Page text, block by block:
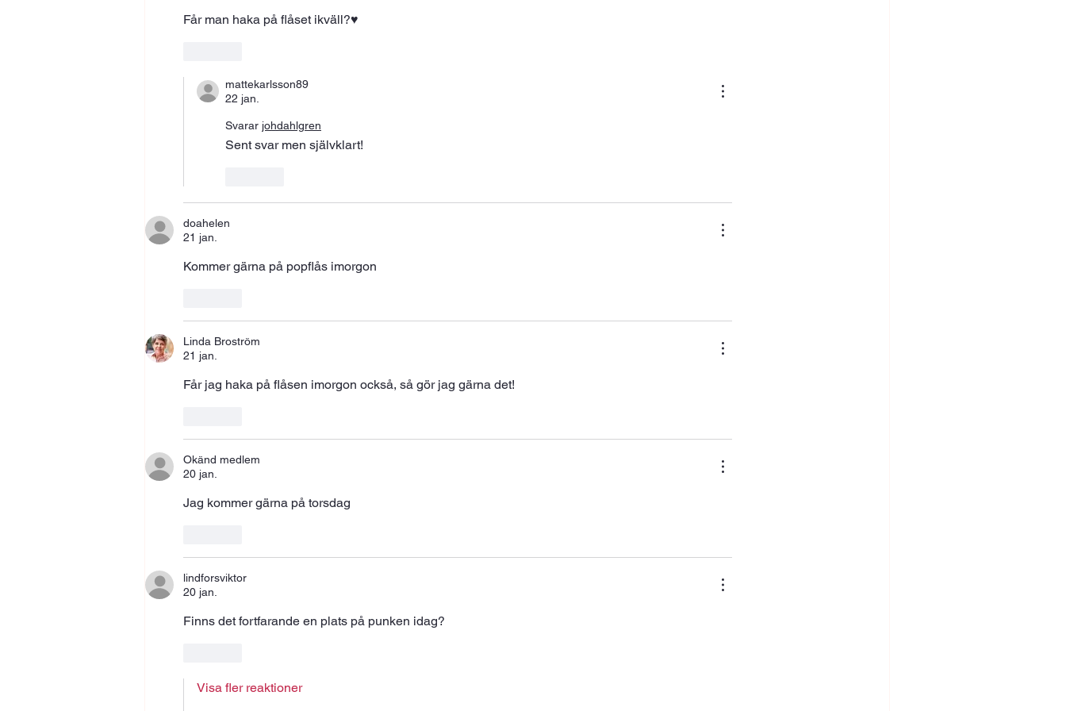
Får man haka på flåset ikväll?♥️
mattekarlsson89
22 jan.
Svarar johdahlgren
Sent svar men självklart!
doahelen
21 jan.
Kommer gärna på popflås imorgon
Linda Broström
21 jan.
Får jag haka på flåsen imorgon också, så gör jag gärna det!
Okänd medlem
20 jan.
Jag kommer gärna på torsdag
lindforsviktor
20 jan.
Finns det fortfarande en plats på punken idag?
Visa fler reaktioner